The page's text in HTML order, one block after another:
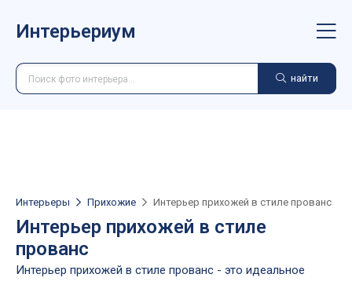
Интерьериум
найти
Интерьеры Прихожие Интерьер прихожей в стиле прованс
Интерьер прихожей в стиле
прованс
Интерьер прихожей в стиле прованс - это идеальное